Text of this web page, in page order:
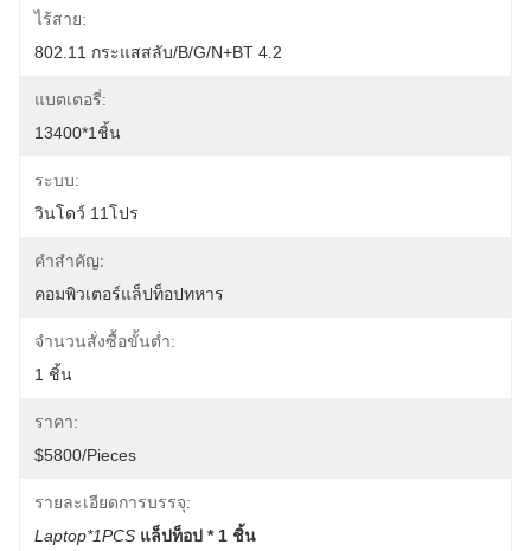
ไร้สาย:
802.11 กระแสสลับ/b/g/n+BT 4.2
แบตเตอรี่:
13400*1ชิ้น
ระบบ:
วินโดว์ 11โปร
คําสําคัญ:
คอมพิวเตอร์แล็ปท็อปทหาร
จำนวนสั่งซื้อขั้นต่ำ:
1 ชิ้น
ราคา:
$5800/pieces
รายละเอียดการบรรจุ:
Laptop*1PCS แล็ปท็อป * 1 ชิ้น